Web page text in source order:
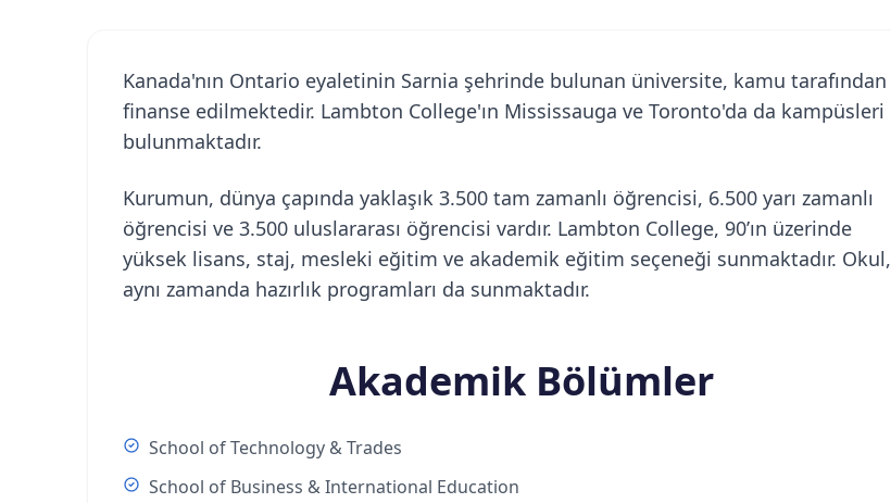
Kanada'nın Ontario eyaletinin Sarnia şehrinde bulunan üniversite, kamu tarafından
finanse edilmektedir. Lambton College'ın Mississauga ve Toronto'da da kampüsleri
bulunmaktadır.
Kurumun, dünya çapında yaklaşık 3.500 tam zamanlı öğrencisi, 6.500 yarı zamanlı
öğrencisi ve 3.500 uluslararası öğrencisi vardır. Lambton College, 90’ın üzerinde
yüksek lisans, staj, mesleki eğitim ve akademik eğitim seçeneği sunmaktadır. Okul,
aynı zamanda hazırlık programları da sunmaktadır.
Akademik Bölümler
School of Technology & Trades
School of Business & International Education